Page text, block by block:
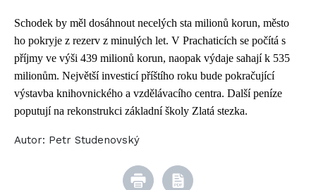
Schodek by měl dosáhnout necelých sta milionů korun, město
ho pokryje z rezerv z minulých let. V Prachaticích se počítá s
příjmy ve výši 439 milionů korun, naopak výdaje sahají k 535
milionům. Největší investicí příštího roku bude pokračující
výstavba knihovnického a vzdělávacího centra. Další peníze
poputují na rekonstrukci základní školy Zlatá stezka.
Autor: Petr Studenovský